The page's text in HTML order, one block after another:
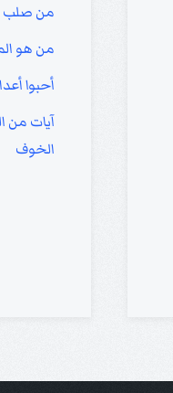
من صلب
من هو
أحبوا
آيات من
الخوف